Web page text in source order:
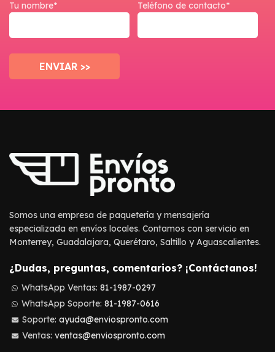
Tu nombre* Teléfono de contacto*
Somos una empresa de paquetería y mensajería
especializada en envíos locales. Contamos con servicio en
Monterrey, Guadalajara, Querétaro, Saltillo y Aguascalientes.
¿Dudas, preguntas, comentarios? ¡Contáctanos!
WhatsApp Ventas: 81-1987-0297
WhatsApp Soporte: 81-1987-0616
Soporte: ayuda@enviospronto.com
Ventas: ventas@enviospronto.com